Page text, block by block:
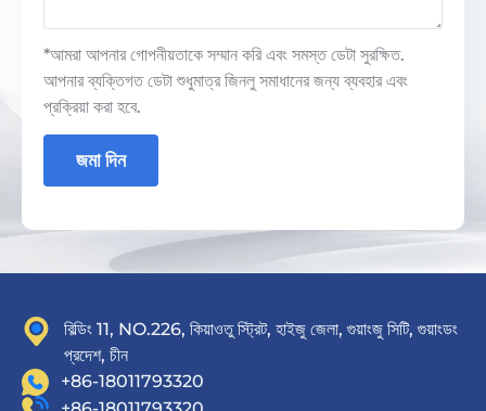
*আমরা আপনার গোপনীয়তাকে সম্মান করি এবং সমস্ত ডেটা সুরক্ষিত.
আপনার ব্যক্তিগত ডেটা শুধুমাত্র জিনলু সমাধানের জন্য ব্যবহার এবং
প্রক্রিয়া করা হবে.
জমা দিন
বিল্ডিং 11, NO.226, কিয়াওতু স্ট্রিট, হাইজু জেলা, গুয়াংজু সিটি, গুয়াংডং
প্রদেশ, চীন
+86-18011793320